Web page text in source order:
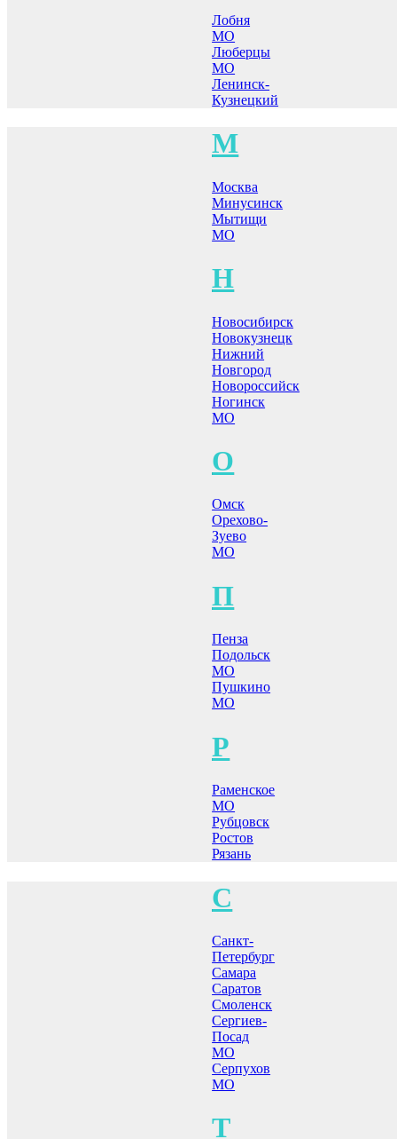
Лобня
МО
Люберцы
МО
Ленинск-
Кузнецкий
М
Москва
Минусинск
Мытищи
МО
Н
Новосибирск
Новокузнецк
Нижний
Новгород
Новороссийск
Ногинск
МО
О
Омск
Орехово-
Зуево
МО
П
Пенза
Подольск
МО
Пушкино
МО
Р
Раменское
МО
Рубцовск
Ростов
Рязань
С
Санкт-
Петербург
Самара
Саратов
Смоленск
Сергиев-
Посад
МО
Серпухов
МО
Т